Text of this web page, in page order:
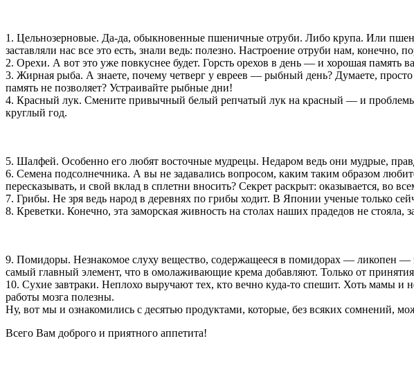
1. Цельнозерновые. Да-да, обыкновенные пшеничные отруби. Либо крупа. Или
заставляли нас все это есть, знали ведь: полезно. Настроение отруби нам, конечно,
2. Орехи. А вот это уже повкуснее будет. Горсть орехов в день — и хорошая память
3. Жирная рыба. А знаете, почему четверг у евреев — рыбный день? Думаете,
память не позволяет? Устраивайте рыбные дни!
4. Красный лук. Смените привычный белый репчатый лук на красный — и
круглый год.
5. Шалфей. Особенно его любят восточные мудрецы. Недаром ведь они мудрые,
6. Семена подсолнечника. А вы не задавались вопросом, каким таким образом
пересказывать, и свой вклад в сплетни вносить? Секрет раскрыт: оказывается, во
7. Грибы. Не зря ведь народ в деревнях по грибы ходит. В Японии ученые только
8. Креветки. Конечно, эта заморская живность на столах наших прадедов не
9. Помидоры. Незнакомое слуху вещество, содержащееся в помидорах — ликопен —
самый главный элемент, что в омолаживающие крема добавляют. Только от
10. Сухие завтраки. Неплохо выручают тех, кто вечно куда-то спешит. Хоть мамы и
работы мозга полезны.
Ну, вот мы и ознакомились с десятью продуктами, которые, без всяких сомнений,
Всего Вам доброго и приятного аппетита!